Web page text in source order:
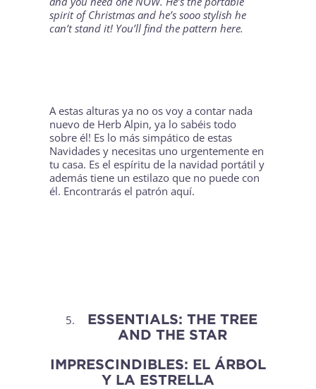
spirit of Christmas and he’s sooo stylish he
can’t stand it! You’ll find the patternhere.
A estas alturas ya no os voy a contar nada
nuevo de Herb Alpin, ya lo sabéis todo
sobre él! Es lo más simpático de estas
Navidades y necesitas uno urgentemente en
tu casa. Es el espíritu de la navidad portátil y
además tiene un estilazo que no puede con
él. Encontrarás el patrónaquí.
ESSENTIALS: THE TREE
AND THE STAR
IMPRESCINDIBLES: EL ÁRBOL
Y LA ESTRELLA